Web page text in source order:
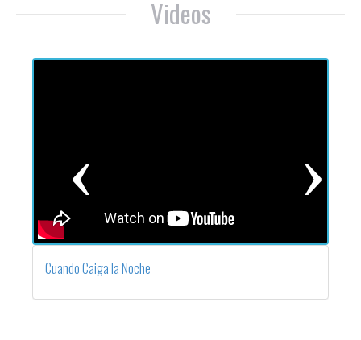
Videos
Cuando Caiga la Noche
Previous Next